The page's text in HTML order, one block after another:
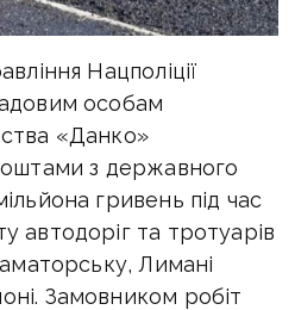
Нацполіції
особам
«Данко»
з державного
гривень під час
автодоріг та тротуарів
Лимані
Замовником робіт